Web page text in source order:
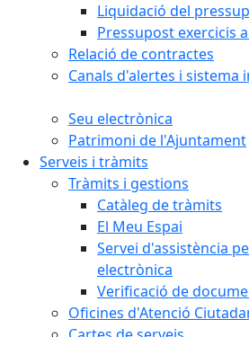
Liquidació del
Pressupost exercicis
Relació de contractes
Canals d'alertes i sistema
Seu electrònica
Patrimoni de l'Ajuntament
Serveis i tràmits
Tràmits i gestions
Catàleg de tràmits
El Meu Espai
Servei d'assistència
electrònica
Verificació de
Oficines d'Atenció